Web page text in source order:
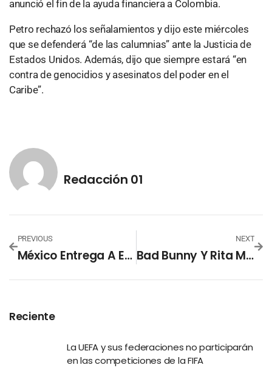
anunció el fin de la ayuda financiera a Colombia.
Petro rechazó los señalamientos y dijo este miércoles
que se defenderá “de las calumnias” ante la Justicia de
Estados Unidos. Además, dijo que siempre estará “en
contra de genocidios y asesinatos del poder en el
Caribe”.
Redacción 01
PREVIOUS
México Entrega A EE.UU. A Supuesto Capo Chino Del Fentanilo
NEXT
Bad Bunny Y Rita Moreno Hacen Historia Juntos En Los Billboard Latinos 2025
Reciente
La UEFA y sus federaciones no participarán
en las competiciones de la FIFA